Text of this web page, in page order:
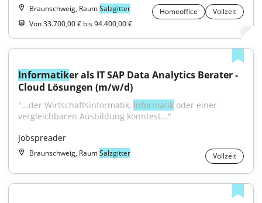
Braunschweig, RaumSalzgitter Homeoffice
Vollzeit
Von 33.700,00 € bis 94.400,00 €
Informatiker als IT SAP Data Analytics Berater -
Cloud Lösungen (m/w/d)
"...der Wirtschaftsinformatik, Informatik oder einer
vergleichbaren Ausbildung konntest..."
Jobspreader
Braunschweig, RaumSalzgitter Vollzeit